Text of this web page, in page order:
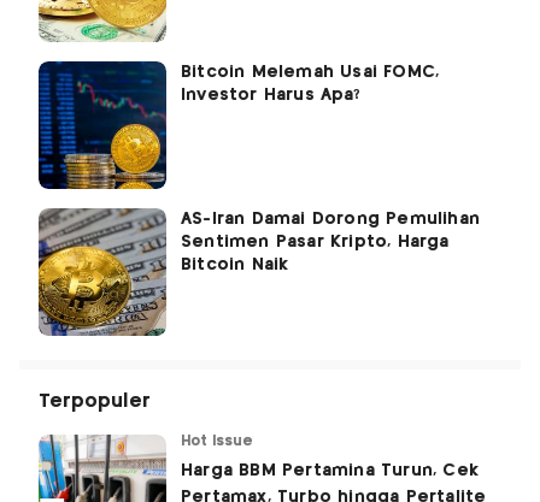
Bitcoin Melemah Usai FOMC,
Investor Harus Apa?
AS-Iran Damai Dorong Pemulihan
Sentimen Pasar Kripto, Harga
Bitcoin Naik
Terpopuler
Hot Issue
Harga BBM Pertamina Turun, Cek
Pertamax, Turbo hingga Pertalite